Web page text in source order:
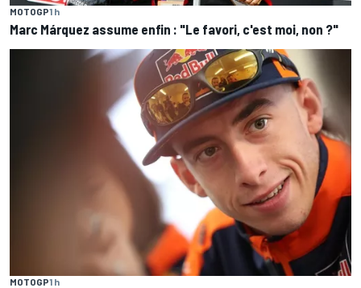
MOTOGP1 h
Marc Márquez assume enfin : "Le favori, c'est moi, non ?"
MOTOGP1 h